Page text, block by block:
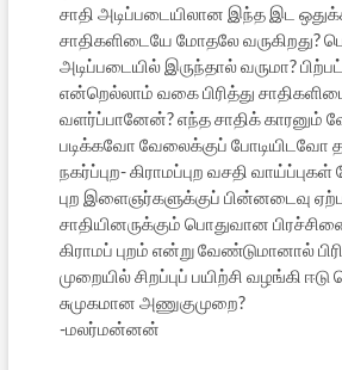
சாதி அடிப்படையிலான இந்த இட
சாதிகளிடையே மோதலே வருகிறது?
அடிப்படையில் இருந்தால் வருமா?
என்றெல்லாம் வகை பிரித்து
வளர்ப்பானேன்? எந்த சாதிக் காரனும்
படிக்கவோ வேலைக்குப்
நகர்ப்புற- கிராமப்புற வசதி வாய்ப்புகள்
புற இளைஞர்களுக்குப் பின்னடைவு
சாதியினருக்கும் பொதுவான
கிராமப் புறம் என்று வேண்டுமானால்
முறையில் சிறப்புப் பயிற்சி வழங்கி
சுமுகமான அணுகுமுறை?
-மலர்மன்னன்